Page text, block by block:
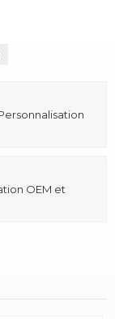
OEM et